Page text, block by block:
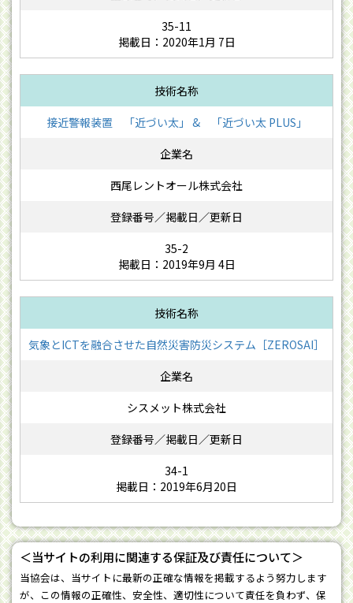
35-11
掲載日：2020年1月 7日
接近警報装置 「近づい太」 & 「近づい太 PLUS」
西尾レントオール株式会社
35-2
掲載日：2019年9月 4日
気象とICTを融合させた自然災害防災システム［ZEROSAI］
シスメット株式会社
34-1
掲載日：2019年6月20日
＜当サイトの利用に関連する保証及び責任について＞
当協会は、当サイトに最新の正確な情報を掲載するよう努力します
が、この情報の正確性、安全性、適切性について責任を負わず、保